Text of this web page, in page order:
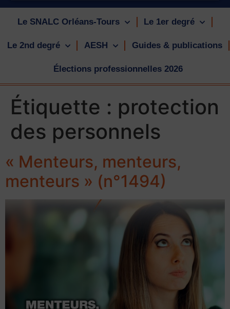
Le SNALC Orléans-Tours Le 1er degré
Le 2nd degré AESH Guides & publications
Élections professionnelles 2026
Étiquette : protection
des personnels
« Menteurs, menteurs,
menteurs » (n°1494)